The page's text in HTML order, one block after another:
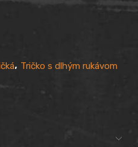
, Tričko s dlhým rukávom